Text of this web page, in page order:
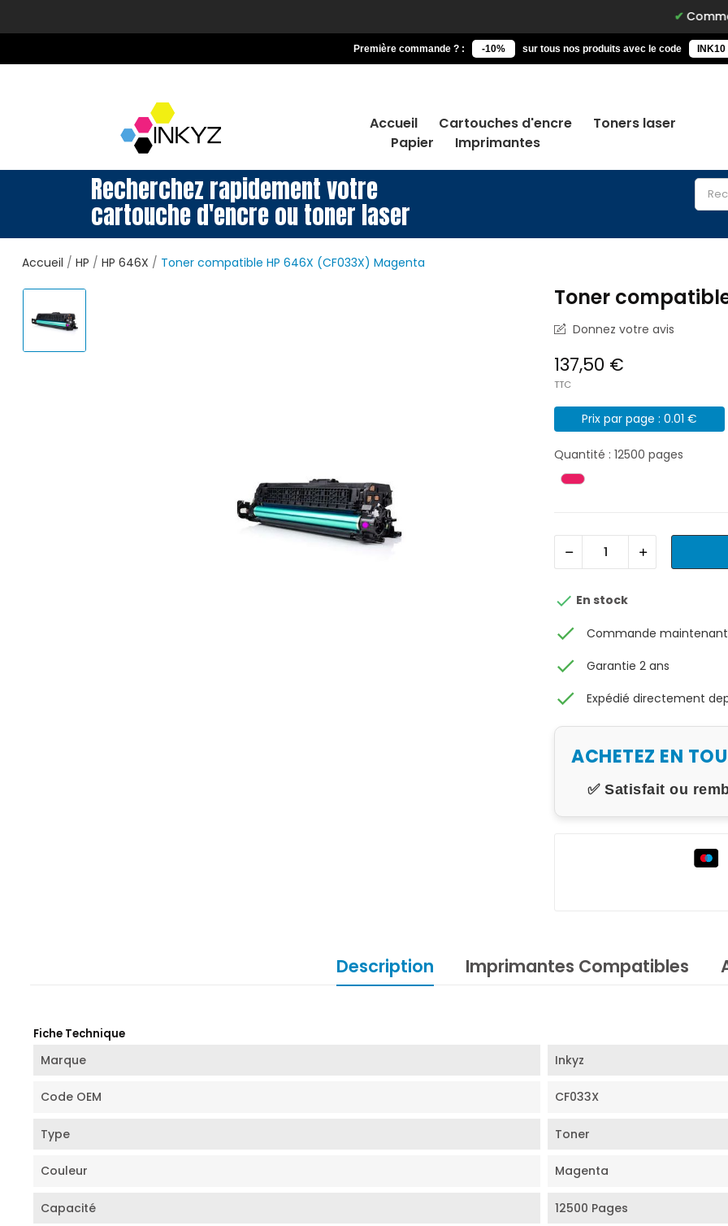
Commandez
Première commande ? : -10% sur tous nos produits avec le code INK10
Accueil Cartouches d'encre
Toners laser
Papier
Imprimantes
Recherchez rapidement votre
cartouche d'encre ou toner laser
Accueil HP HP 646X Toner compatible HP 646X (CF033X) Magenta
Toner
Donnez votre avis
137,50 €
TTC
Prix par page : 0.01 €
Quantité : 12500 pages
 En stock
check Commande
check Garantie 2 ans
check Expédié directement
ACHETEZ EN
✅ Satisfait ou
Description Imprimantes Compatibles
Fiche Technique
Marque Inkyz
Code OEM CF033X
Type Toner
Couleur Magenta
Capacité 12500 Pages